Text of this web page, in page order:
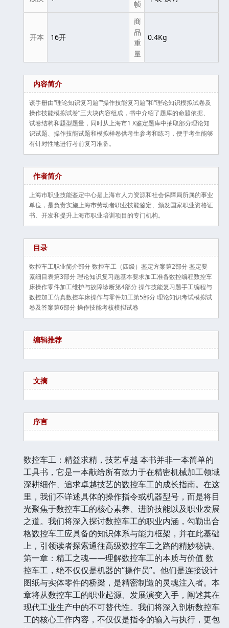
帧
开本 16开
商
品
重
量
0.4Kg
内容简介
该手册由“理论知识复习题”“操作技能复习题”和“理论知识模拟试卷及
操作技能模拟试卷”三大块内容组成，书中介绍了题库的命题依据、
试卷结构和题型题量，同时从上海市1 X鉴定题库中抽取部分理论知
识试题、操作技能试题和模拟样卷供考生参考和练习，便于考生能够
有针对性地进行考前复习准备。
作者简介
上海市职业技能鉴定中心是上海市人力资源和社会保障局所属的事业
单位，是负责实施上海市劳动者职业技能鉴定、颁发国家职业资格证
书、开发和提升上海市职业培训项目的专门机构。
目录
数控车工职业简介部分 数控车工（四级）鉴定方案第2部分 鉴定要
素细目表第3部分 理论知识复习题基本要求加工准备数控编程数控车
床操作零件加工维护与故障诊断第4部分 操作技能复习题手工编程与
数控加工仿真数控车床操作与零件加工第5部分 理论知识考试模拟试
卷及答案第6部分 操作技能考核模拟试卷
编辑推荐
文摘
序言
数控车工：精益求精，技艺卓越 本书并非一本简单的
工具书，它是一本献给所有致力于在精密机械加工领域
深耕细作、追求卓越技艺的数控车工的成长指南。在这
里，我们不详述具体的操作指令或机器型号，而是将目
光聚焦于数控车工的核心素养、进阶技能以及职业发展
之道。我们将深入探讨数控车工的职业内涵，勾勒出合
格数控车工应具备的知识体系与能力框架，并在此基础
上，引领读者探索通往高级数控车工之路的精妙秘诀。
第一章：精工之魂——理解数控车工的本质与价值 数
控车工，绝不仅仅是机器的“操作员”。他们是连接设计
图纸与实体零件的桥梁，是精密制造的灵魂注入者。本
章将从数控车工的职业起源、发展演变入手，阐述其在
现代工业生产中的不可替代性。我们将深入剖析数控车
工的核心工作内容，不仅仅是指令的输入与执行，更包